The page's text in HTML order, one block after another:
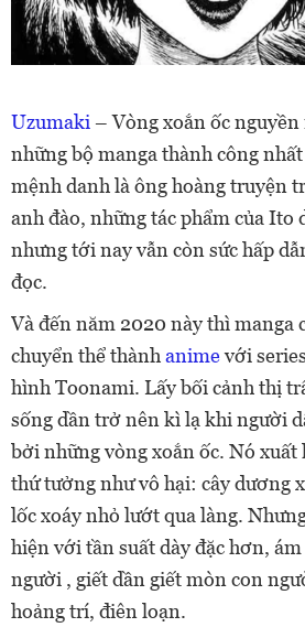
Uzumaki – Vòng xoắn ốc
những bộ manga thành công
mệnh danh là ông hoàng truyện
anh đào, những tác phẩm của Ito
nhưng tới nay vẫn còn sức hấp
đọc.
Và đến năm 2020 này thì manga
chuyển thể thànhanimevới
hình Toonami. Lấy bối cảnh thị
sống dần trở nên kì lạ khi người
bởi những vòng xoắn ốc. Nó
thứ tưởng như vô hại: cây dương
lốc xoáy nhỏ lướt qua làng.
hiện với tần suất dày đặc hơn,
người , giết dần giết mòn con
hoảng trí, điên loạn.